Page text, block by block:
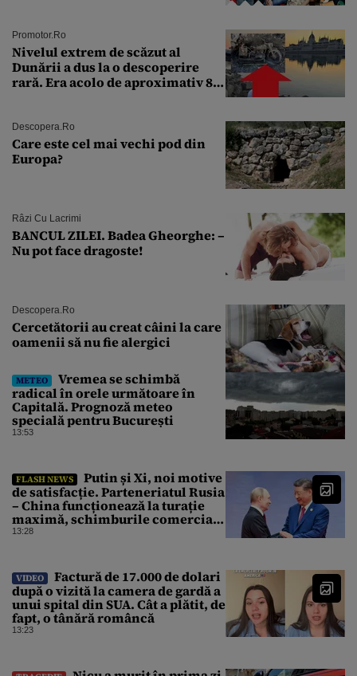
Promotor.ro
Nivelul extrem de scăzut al
Dunării a dus la o descoperire
rară. Era acolo de aproximativ 80
Descopera.ro
Care este cel mai vechi pod din
Europa?
Râzi Cu Lacrimi
BANCUL ZILEI. Badea Gheorghe: –
Nu pot face dragoste!
Descopera.ro
Cercetătorii au creat câini la care
oamenii să nu fie alergici
METEO
Vremea se schimbă
radical în orele următoare în
Capitală. Prognoză meteo
specială pentru București
13:53
FLASH NEWS
Putin și Xi, noi motive
de satisfacție. Parteneriatul Rusia
– China funcționează la turație
maximă, schimburile comerciale
ating niveluri record
13:28
VIDEO
Factură de 17.000 de dolari
după o vizită la camera de gardă a
unui spital din SUA. Cât a plătit, de
fapt, o tânără româncă
13:23